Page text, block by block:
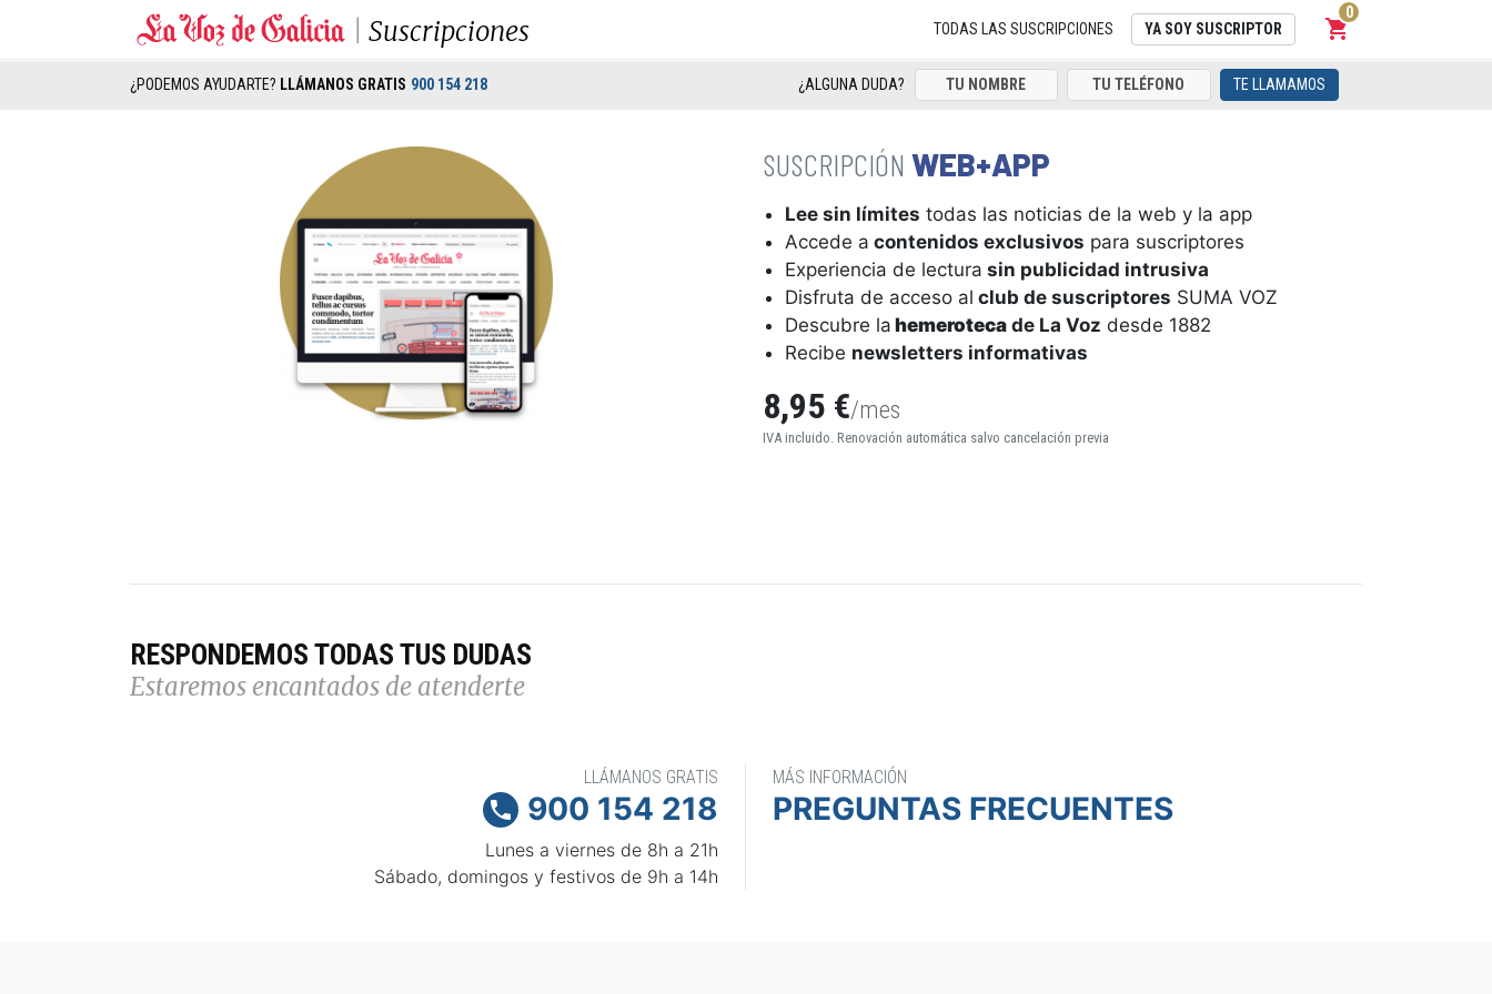
Suscripciones TODAS LAS SUSCRIPCIONES YA SOY SUSCRIPTOR shopping_cart
Carrito
0
¿PODEMOS AYUDARTE? LLÁMANOS GRATIS 900 154 218 ¿ALGUNA DUDA? TE LLAMAMOS
WEB+APP
Lee sin límites todas las noticias de la web y la app
Accede a contenidos exclusivos para suscriptores
Experiencia de lectura sin publicidad intrusiva
Disfruta de acceso al club de suscriptores SUMA VOZ
Descubre la hemeroteca de La Voz desde 1882
Recibe newsletters informativas
8,95 €/mes
IVA incluido. Renovación automática salvo cancelación previa
RESPONDEMOS TODAS TUS DUDAS
Estaremos encantados de atenderte
LLÁMANOS GRATIS
 900 154 218
Lunes a viernes de 8h a 21h
Sábado, domingos y festivos de 9h a 14h
MÁS INFORMACIÓN
PREGUNTAS FRECUENTES